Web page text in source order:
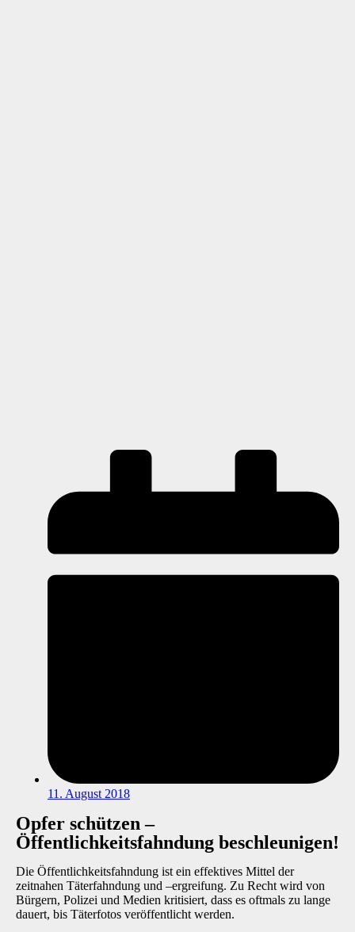
11. August 2018
Opfer schützen –
Öffentlichkeitsfahndung beschleunigen!
Die Öffentlichkeitsfahndung ist ein effektives Mittel der
zeitnahen Täterfahndung und –ergreifung. Zu Recht wird von
Bürgern, Polizei und Medien kritisiert, dass es oftmals zu lange
dauert, bis Täterfotos veröffentlicht werden.